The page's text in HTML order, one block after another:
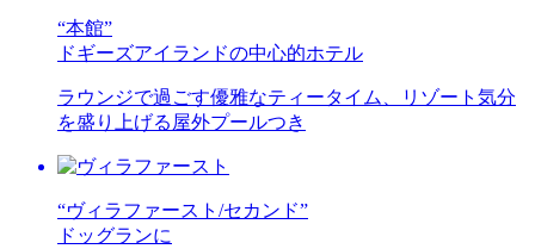
“本館”
ドギーズアイランドの中心的ホテル
ラウンジで過ごす優雅なティータイム、リゾート気分
を盛り上げる屋外プールつき
“ヴィラファースト/セカンド”
ドッグランに